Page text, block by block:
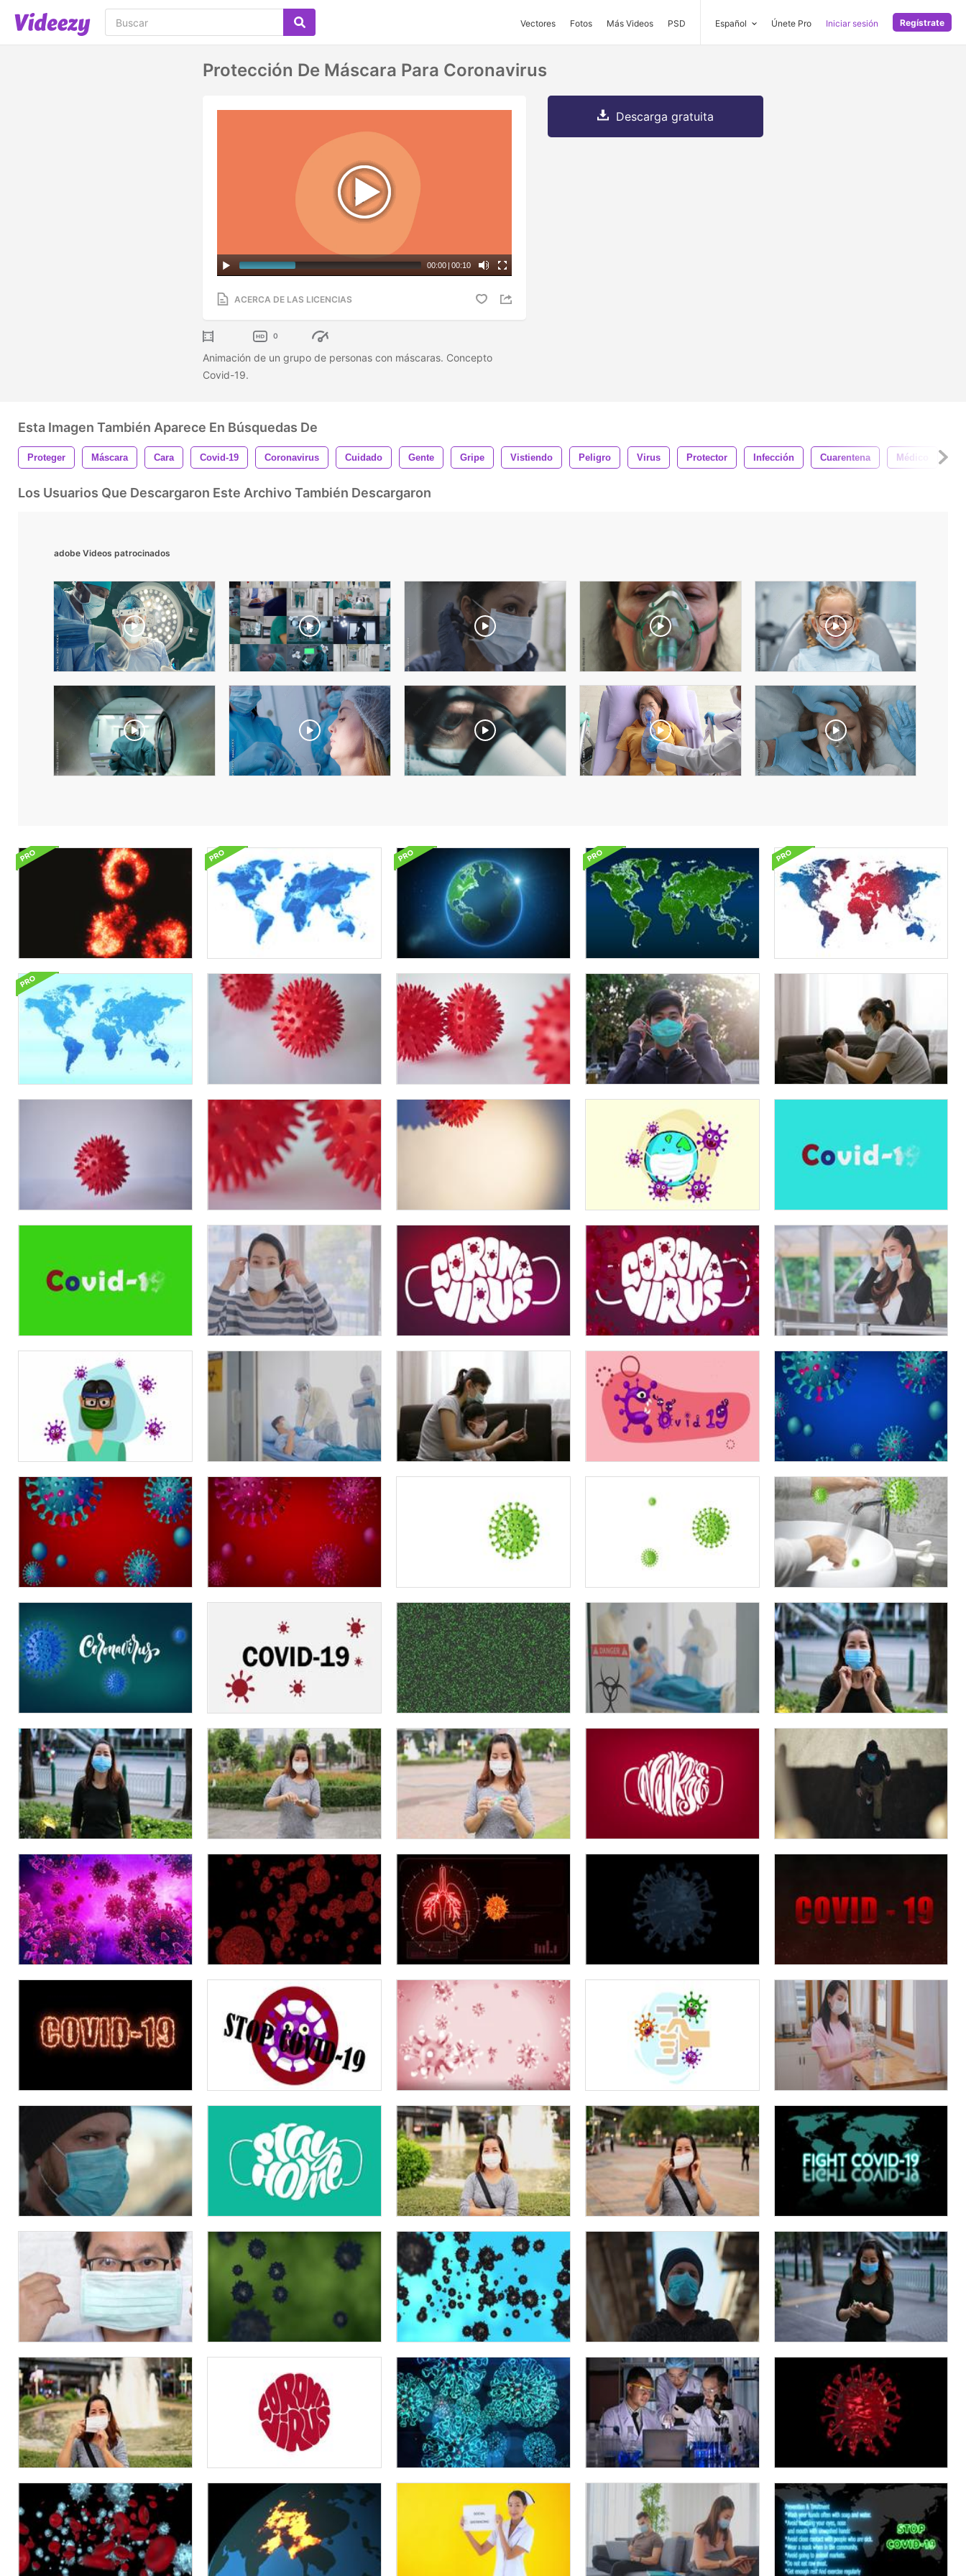
Vectores Fotos Más Videos PSD Español Únete Pro Iniciar sesión Regístrate
Protección De Máscara Para Coronavirus
00:00 | 00:10
ACERCA DE LAS LICENCIAS
0
Animación de un grupo de personas con máscaras. Concepto
Covid-19.
Descarga gratuita
Esta Imagen También Aparece En Búsquedas De
Proteger Máscara Cara Covid-19 Coronavirus Cuidado Gente Gripe Vistiendo Peligro Virus Protector Infección Cuarentena Médico
Los Usuarios Que Descargaron Este Archivo También Descargaron
adobe Videos patrocinados